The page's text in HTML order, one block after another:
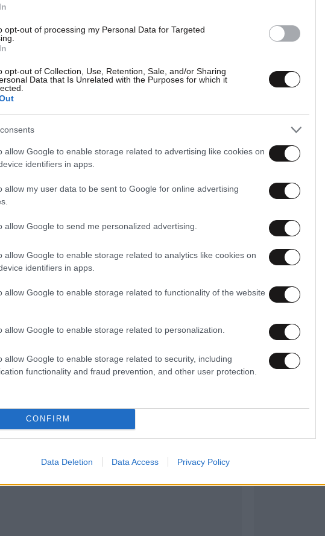
opt-out of processing my Personal Data for Targeted
opt-out of Collection, Use, Retention, Sale, and/or Sharing
Data that Is Unrelated with the Purposes for which it
allow Google to enable storage related to advertising like cookies on
identifiers in apps.
allow my user data to be sent to Google for online advertising
allow Google to send me personalized advertising.
allow Google to enable storage related to analytics like cookies on
identifiers in apps.
allow Google to enable storage related to functionality of the website
allow Google to enable storage related to personalization.
allow Google to enable storage related to security, including
functionality and fraud prevention, and other user protection.
CONFIRM
Data Deletion Data Access Privacy Policy
συνέβαλαν και ορισμένοι ημερολογιακοί
Greece, ήταν:
πέντε πλήρη Σαββατοκύριακα και
Αγίου Πνεύματος, ενώ ο Μάιος του 2025 είχε
και μια αργία που έπεσε αργότερα. Αυτές οι
συνέβαλαν θετικά στην απόδοση της
2026
χαρακτηρίστηκαν από μειωμένες
σε σύγκριση με την ίδια περίοδο του 2025.
μια καθυστερημένη έναρξη της θερινής
της κίνησης μετά το πασχαλινό
τα μέσα Μαΐου, τόσο ο όγκος των αφίξεων
επιστρέψει σε επίπεδα συγκρίσιμα με αυτά